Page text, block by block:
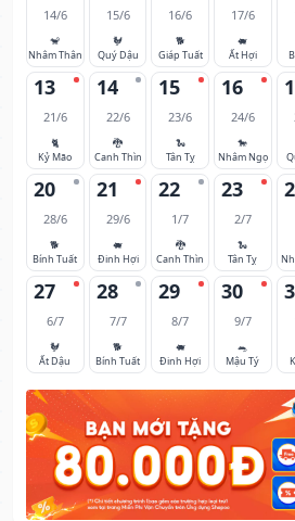
14/6
🐒
Nhâm Thân
15/6
🐓
Quý Dậu
16/6
🐕
Giáp Tuất
17/6
🐖
Ất Hợi
13
21/6
🐈
Kỷ Mão
14
22/6
🐉
Canh Thìn
15
23/6
🐍
Tân Tỵ
16
24/6
🐎
Nhâm Ngọ
20
28/6
🐕
Bính Tuất
21
29/6
🐖
Đinh Hợi
22
1/7
🐉
Canh Thìn
23
2/7
🐍
Tân Tỵ
27
6/7
🐓
Ất Dậu
28
7/7
🐕
Bính Tuất
29
8/7
🐖
Đinh Hợi
30
9/7
🐀
Mậu Tý